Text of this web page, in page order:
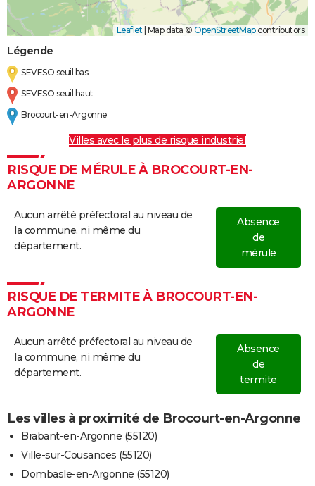
Leaflet Map data © OpenStreetMapcontributors
Légende
SEVESO seuil bas
SEVESO seuil haut
Brocourt-en-Argonne
Villes avec le plus de risque industriel
RISQUE DE MÉRULE À BROCOURT-EN-
ARGONNE
Aucun arrêté préfectoral au niveau de
la commune, ni même du
département.
Absence
de
mérule
RISQUE DE TERMITE À BROCOURT-EN-
ARGONNE
Aucun arrêté préfectoral au niveau de
la commune, ni même du
département.
Absence
de
termite
Les villes à proximité de Brocourt-en-Argonne
Brabant-en-Argonne (55120)
Ville-sur-Cousances (55120)
Dombasle-en-Argonne (55120)